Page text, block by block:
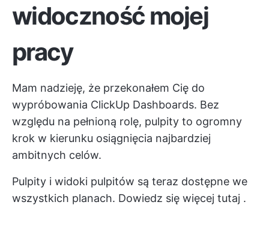
widoczność mojej
pracy
Mam nadzieję, że przekonałem Cię do
wypróbowania ClickUp Dashboards. Bez
względu na pełnioną rolę, pulpity to ogromny
krok w kierunku osiągnięcia najbardziej
ambitnych celów.
Pulpity i widoki pulpitów są teraz dostępne we
wszystkich planach. Dowiedz się więcej tutaj .